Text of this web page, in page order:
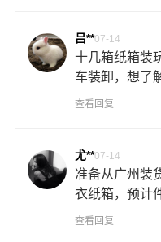
吕**07-14
十几箱纸箱装
车装卸，想了
查看回复
尤**07-14
准备从广州装
衣纸箱，预计
查看回复